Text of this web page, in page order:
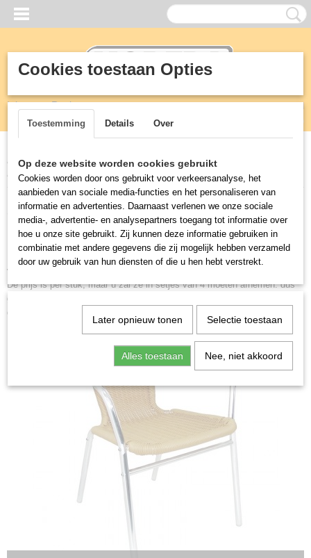
Inloggen Registreren
(0)
Home >Meubilair> Stoelen>Aluminium en rotan stoel naturel
Bolero
Stoelen
Mooie stoelen voor op het terras of in uw zaak.
Bijna al deze stoelen verkopen wij per 4 omdat zij af fabriek ook per 4
verpakt zijn.
De prijs is per stuk, maar u zal ze in setjes van 4 moeten afnemen. dus
geen 1 of 3. Maar 4 8 of 12 stuks in één koop. Nu kan dat eenvoudig, zo
duur zijn ze niet zo als u ziet.
Cookies toestaan Opties
Toestemming Details Over
Op deze website worden cookies gebruikt
Cookies worden door ons gebruikt voor verkeersanalyse, het
aanbieden van sociale media-functies en het personaliseren van
informatie en advertenties. Daarnaast verlenen we onze sociale
media-, advertentie- en analysepartners toegang tot informatie over
hoe u onze site gebruikt. Zij kunnen deze informatie gebruiken in
combinatie met andere gegevens die zij mogelijk hebben verzameld
door uw gebruik van hun diensten of die u hen hebt verstrekt.
Later opnieuw tonen Selectie toestaan
Alles toestaan Nee, niet akkoord